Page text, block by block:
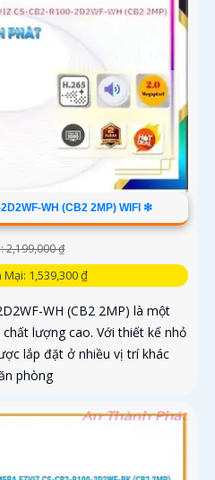
WH (CB2 2MP) WIFI ❇
2,199,000 ₫
1,539,300 ₫
WH (CB2 2MP) là một
lượng cao. Với thiết kế nhỏ
lắp đặt ở nhiều vị trí khác
phòng